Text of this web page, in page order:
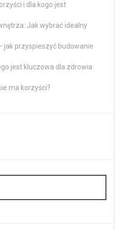
i dla kogo jest
Jak wybrać idealny
jak przyspieszyć budowanie
jest kluczowa dla zdrowia
ma korzyści?